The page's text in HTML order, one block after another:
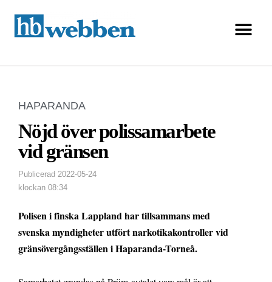
HAPARANDA
Nöjd över polissamarbete
vid gränsen
Publicerad 2022-05-24
klockan 08:34
Polisen i finska Lappland har tillsammans med
svenska myndigheter utfört narkotikakontroller vid
gränsövergångsställen i Haparanda-Torneå.